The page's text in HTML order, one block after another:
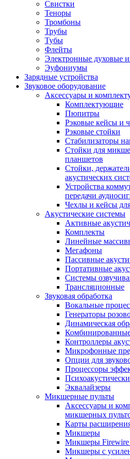
Свистки
Теноры
Тромбоны
Трубы
Тубы
Флейты
Электронные духовые
Эуфониумы
Зарядные устройства
Звуковое оборудование
Аксессуары и
Комплектующие
Пюпитры
Рэковые кейсы и
Рэковые стойки
Стабилизаторы
Стойки для
планшетов
Стойки,
акустических
Устройства
передачи
Чехлы и кейсы
Акустические системы
Активные
Комплекты
Линейные
Мегафоны
Пассивные
Портативные
Системы
Трансляционные
Звуковая обработка
Вокальные
Генераторы
Динамическая
Контроллеры
Микрофонные
Опции для
Процессоры
Эквалайзеры
Микшерные пульты
Аксессуары и
микшерных
Карты
Микшеры
Микшеры Firewire
Микшеры с